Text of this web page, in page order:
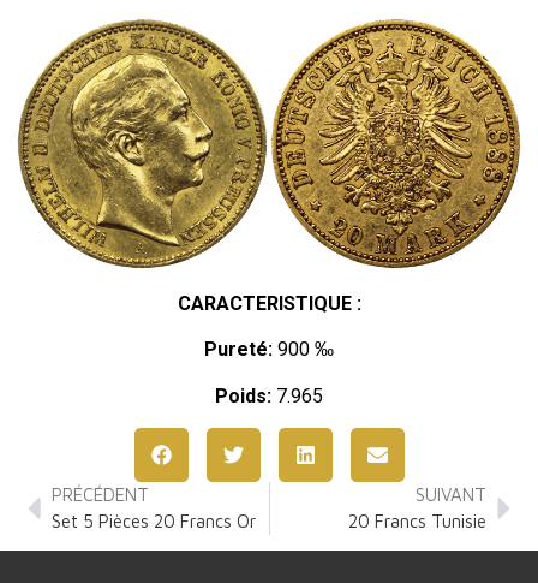
CARACTERISTIQUE :
Pureté: 900 ‰
Poids: 7.965
PRÉCÉDENT
Set 5 Pièces 20 Francs Or
SUIVANT
20 Francs Tunisie